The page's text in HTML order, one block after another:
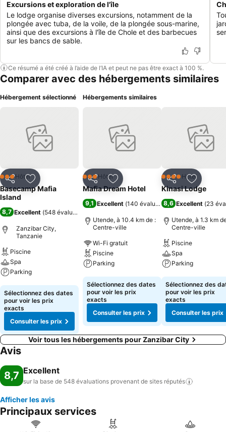
Excursions et exploration de l'île
Le lodge organise diverses excursions, notamment de la
plongée avec tuba, de la voile, de la plongée sous-marine,
ainsi que des excursions à l'île de Chole et des barbecues
sur les bancs de sable.
Ce résumé a été créé à l’aide de l’IA et peut ne pas être exact à 100 %.
Comparer avec des hébergements similaires
Hébergement sélectionné
PartagerAjouter à mes favoris
3 ÉtoilesHôtel
Basecamp Mafia
Island
8,7 Excellent (548 évaluations
Zanzibar City,
Tanzanie
Piscine
Spa
Parking
Consulter les prix
Sélectionnez des dates
pour voir les prix
exacts
Consulter les prix
Hébergements similaires
PartagerAjouter à mes favoris
3 ÉtoilesHôtel
Mafia Dream Hotel
9,1 Excellent (140 évaluations)
Utende, à 10.4 km de :
Centre-ville
Wi-Fi gratuit
Piscine
Parking
Consulter les prix
Sélectionnez des dates
pour voir les prix
exacts
Consulter les prix
PartagerAjouter
4 ÉtoilesHôtel
Kinasi Lodge
8,6 Excellent (23
Utende, à 1.3 km
Centre-ville
Piscine
Spa
Parking
Consulter les
Sélectionnez des
pour voir les prix
exacts
Consulter les prix
Voir tous les hébergements pour Zanzibar City
Avis
8,7 Excellent
sur la base de 548 évaluations provenant de sites réputés
Afficher les avis
Principaux services